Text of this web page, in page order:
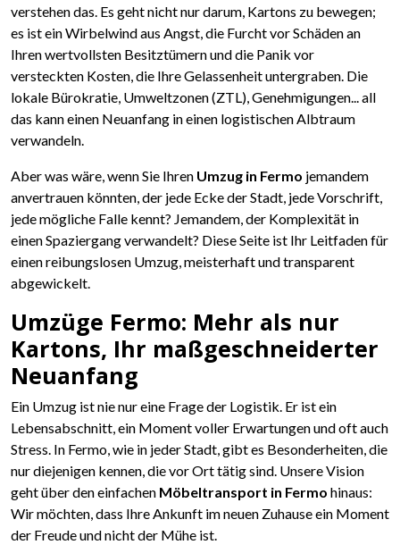
verstehen das. Es geht nicht nur darum, Kartons zu bewegen;
es ist ein Wirbelwind aus Angst, die Furcht vor Schäden an
Ihren wertvollsten Besitztümern und die Panik vor
versteckten Kosten, die Ihre Gelassenheit untergraben. Die
lokale Bürokratie, Umweltzonen (ZTL), Genehmigungen... all
das kann einen Neuanfang in einen logistischen Albtraum
verwandeln.
Aber was wäre, wenn Sie Ihren Umzug in Fermo jemandem
anvertrauen könnten, der jede Ecke der Stadt, jede Vorschrift,
jede mögliche Falle kennt? Jemandem, der Komplexität in
einen Spaziergang verwandelt? Diese Seite ist Ihr Leitfaden für
einen reibungslosen Umzug, meisterhaft und transparent
abgewickelt.
Umzüge Fermo: Mehr als nur
Kartons, Ihr maßgeschneiderter
Neuanfang
Ein Umzug ist nie nur eine Frage der Logistik. Er ist ein
Lebensabschnitt, ein Moment voller Erwartungen und oft auch
Stress. In Fermo, wie in jeder Stadt, gibt es Besonderheiten, die
nur diejenigen kennen, die vor Ort tätig sind. Unsere Vision
geht über den einfachen Möbeltransport in Fermo hinaus:
Wir möchten, dass Ihre Ankunft im neuen Zuhause ein Moment
der Freude und nicht der Mühe ist.